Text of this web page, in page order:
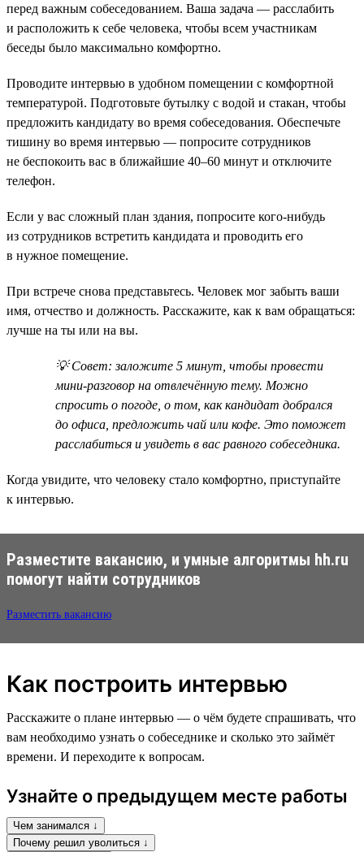
перед важным собеседованием. Ваша задача — расслабить
и расположить к себе человека, чтобы всем участникам
беседы было максимально комфортно.
Проводите интервью в удобном помещении с комфортной
температурой. Подготовьте бутылку с водой и стакан, чтобы
предложить кандидату во время собеседования. Обеспечьте
тишину во время интервью — попросите сотрудников
не беспокоить вас в ближайшие 40–60 минут и отключите
телефон.
Если у вас сложный план здания, попросите кого-нибудь
из сотрудников встретить кандидата и проводить его
в нужное помещение.
При встрече снова представьтесь. Человек мог забыть ваши
имя, отчество и должность. Расскажите, как к вам обращаться:
лучше на ты или на вы.
💡 Совет: заложите 5 минут, чтобы провести
мини-разговор на отвлечённую тему. Можно
спросить о погоде, о том, как кандидат добрался
до офиса, предложить чай или кофе. Это поможет
расслабиться и увидеть в вас равного собеседника.
Когда увидите, что человеку стало комфортно, приступайте
к интервью.
Разместите вакансию, и умные алгоритмы hh.ru
помогут найти сотрудников
Разместить вакансию
Как построить интервью
Расскажите о плане интервью — о чём будете спрашивать, что
вам необходимо узнать о собеседнике и сколько это займёт
времени. И переходите к вопросам.
Узнайте о предыдущем месте работы
Чем занимался ↓
Почему решил уволиться ↓